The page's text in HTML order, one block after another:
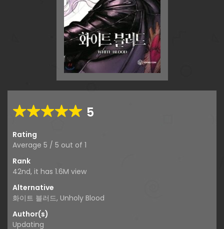
5
Rating
Average 5 / 5 out of 1
Rank
42nd, it has 1.6M view
Alternative
화이트 블러드, Unholy Blood
Author(s)
Updating